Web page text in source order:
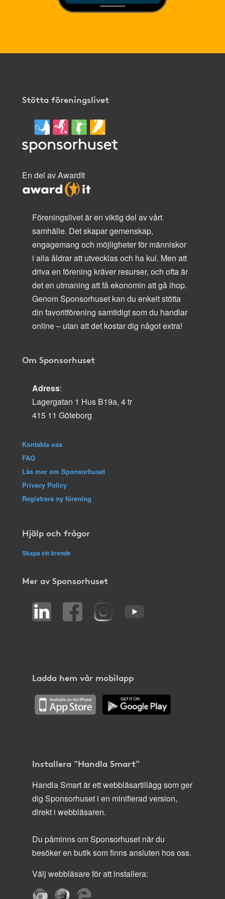
Stötta föreningslivet
En del av AwardIt
Föreningslivet är en viktig del av vårt
samhälle. Det skapar gemenskap,
engagemang och möjligheter för människor
i alla åldrar att utvecklas och ha kul. Men att
driva en förening kräver resurser, och ofta är
det en utmaning att få ekonomin att gå ihop.
Genom Sponsorhuset kan du enkelt stötta
din favoritförening samtidigt som du handlar
online – utan att det kostar dig något extra!
Om Sponsorhuset
Adress:
Lagergatan 1 Hus B19a, 4 tr
415 11 Göteborg
Kontakta oss
FAQ
Läs mer om Sponsorhuset
Privacy Policy
Registrera ny förening
Hjälp och frågor
Skapa ett ärende
Mer av Sponsorhuset
Ladda hem vår mobilapp
Installera "Handla Smart"
Handla Smart är ett webbläsartillägg som ger
dig Sponsorhuset i en minifierad version,
direkt i webbläsaren.
Du påminns om Sponsorhuset när du
besöker en butik som finns ansluten hos oss.
Välj webbläsare för att installera: